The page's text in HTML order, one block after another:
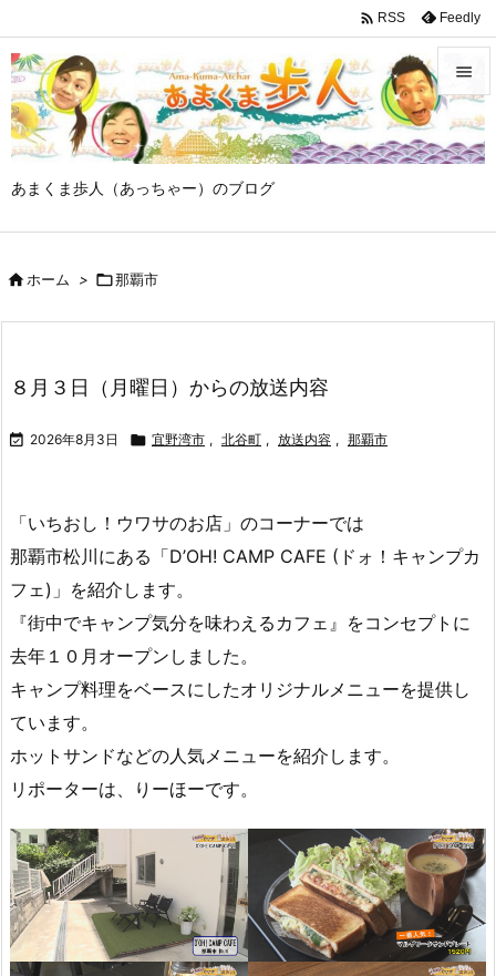
あまくま歩人（あっちゃー）のブログ


メニュ

 RSS Feedly
ホーム > 那覇市
８月３日（月曜日）からの放送内容
 2026年8月3日  宜野湾市 , 北谷町 , 放送内容 , 那覇市
「いちおし！ウワサのお店」のコーナーでは
那覇市松川にある「D’OH! CAMP CAFE (ドォ！キャンプカ
フェ)」を紹介します。
『街中でキャンプ気分を味わえるカフェ』をコンセプトに
去年１０月オープンしました。
キャンプ料理をベースにしたオリジナルメニューを提供し
ています。
ホットサンドなどの人気メニューを紹介します。
リポーターは、りーほーです。